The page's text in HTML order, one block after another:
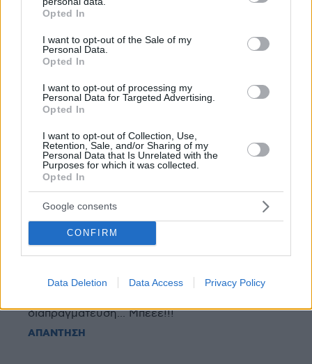
grant or deny consent to Google and its third-party tags to
use your data for below specified purposes in below Google
consent section.
Opted In
I want to opt-out of the Sale of my
Personal Data.
Opted In
I want to opt-out of processing my
Personal Data for Targeted Advertising.
Opted In
I want to opt-out of Collection, Use,
Retention, Sale, and/or Sharing of my
Personal Data that Is Unrelated with the
Purposes for which it was collected.
Opted In
Google consents
CONFIRM
Data Deletion Data Access Privacy Policy
ΣΧΟΛΙΑ
ΠΡΟΣΘΗΚΗ ΣΧΟΛΙΟΥ
Είπα κι εγώ, δε θα βγουν οι 5 ακατοίκητοι που
γράφουν τα 100 εμμετικά σχόλια ανά άρθρο να
σχολιάσουν έναν τεράστιο καλλιτέχνη; Τελικά
βγήκαν;-)
ΑΠΑΝΤΗΣΗ
Μørkets makt
σου ταγό; Πήγαινε τώρα να δεις τους...ενήλικες
διαπραγμάτευση... Μπεεε!!!
ΑΠΑΝΤΗΣΗ